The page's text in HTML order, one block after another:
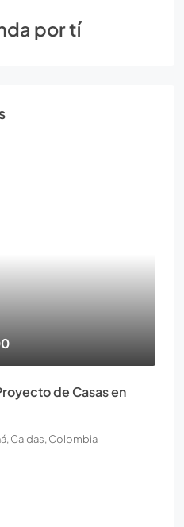
por tí
de Casas en
Caldas, Colombia